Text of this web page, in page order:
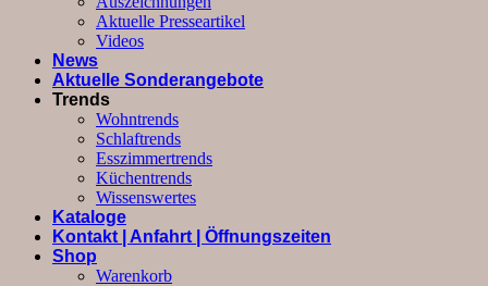
Aktuelle Presseartikel
Videos
News
Aktuelle Sonderangebote
Trends
Wohntrends
Schlaftrends
Esszimmertrends
Küchentrends
Wissenswertes
Kataloge
Kontakt | Anfahrt | Öffnungszeiten
Shop
Warenkorb